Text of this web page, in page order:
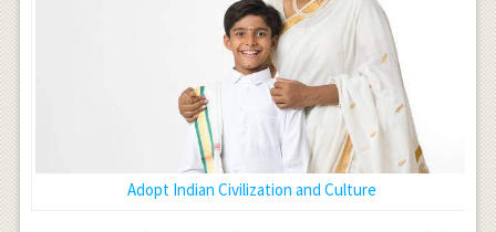
Adopt Indian Civilization and Culture